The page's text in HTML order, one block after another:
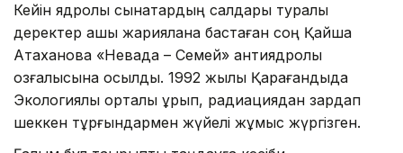
Кейін ядролық сынақтардың салдары туралы
деректер ашық жариялана бастаған соң Қайша
Атаханова «Невада – Семей» антиядролық
қозғалысына қосылды. 1992 жылы Қарағандыда
Экологиялық орталық құрып, радиациядан зардап
шеккен тұрғындармен жүйелі жұмыс жүргізген.